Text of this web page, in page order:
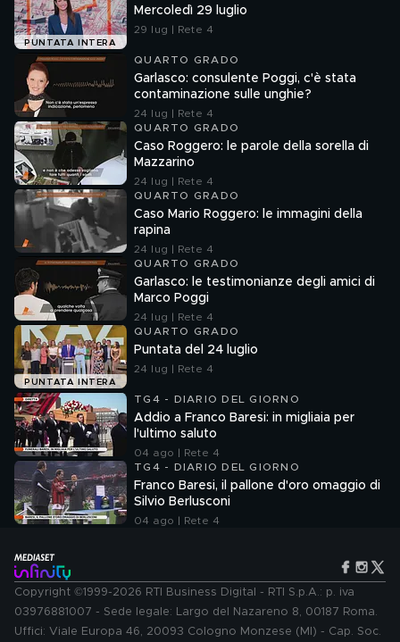
PUNTATA INTERA
Mercoledì 29 luglio
29 lug | Rete 4
QUARTO GRADO
Garlasco: consulente Poggi, c'è stata
contaminazione sulle unghie?
24 lug | Rete 4
QUARTO GRADO
Caso Roggero: le parole della sorella di
Mazzarino
24 lug | Rete 4
QUARTO GRADO
Caso Mario Roggero: le immagini della
rapina
24 lug | Rete 4
QUARTO GRADO
Garlasco: le testimonianze degli amici di
Marco Poggi
24 lug | Rete 4
PUNTATA INTERA
QUARTO GRADO
Puntata del 24 luglio
24 lug | Rete 4
TG4 - DIARIO DEL GIORNO
Addio a Franco Baresi: in migliaia per
l'ultimo saluto
04 ago | Rete 4
TG4 - DIARIO DEL GIORNO
Franco Baresi, il pallone d'oro omaggio di
Silvio Berlusconi
04 ago | Rete 4
Copyright ©1999-2026 RTI Business Digital - RTI S.p.A.: p. iva
03976881007 - Sede legale: Largo del Nazareno 8, 00187 Roma.
Uffici: Viale Europa 46, 20093 Cologno Monzese (MI) - Cap. Soc.